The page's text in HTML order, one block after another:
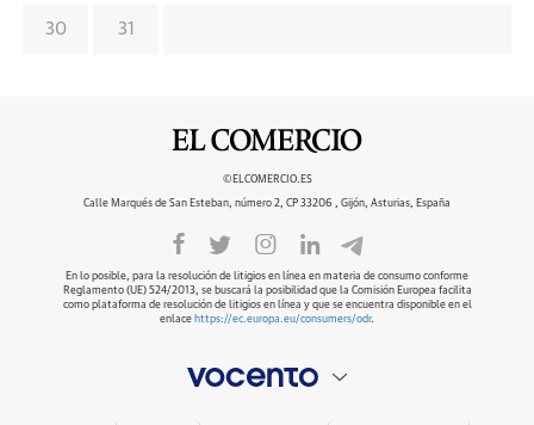
30 31
©ELCOMERCIO.ES
Calle Marqués de San Esteban, número 2, CP 33206 , Gijón, Asturias, España
En lo posible, para la resolución de litigios en línea en materia de consumo conforme
Reglamento (UE) 524/2013, se buscará la posibilidad que la Comisión Europea facilita
como plataforma de resolución de litigios en línea y que se encuentra disponible en el
enlace https://ec.europa.eu/consumers/odr.